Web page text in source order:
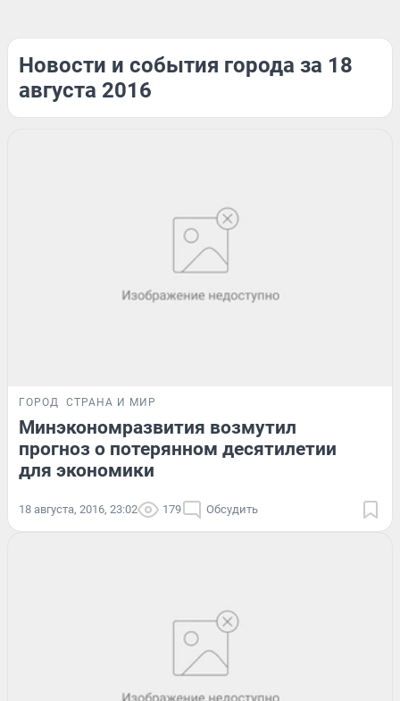
Новости и события города за 18
августа 2016
ГОРОД СТРАНА И МИР
Минэкономразвития возмутил
прогноз о потерянном десятилетии
для экономики
18 августа, 2016, 23:02 179 Обсудить